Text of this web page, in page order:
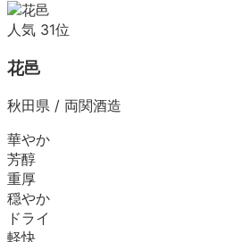
人気 31位
花邑
秋田県 / 両関酒造
華やか
芳醇
重厚
穏やか
ドライ
軽快